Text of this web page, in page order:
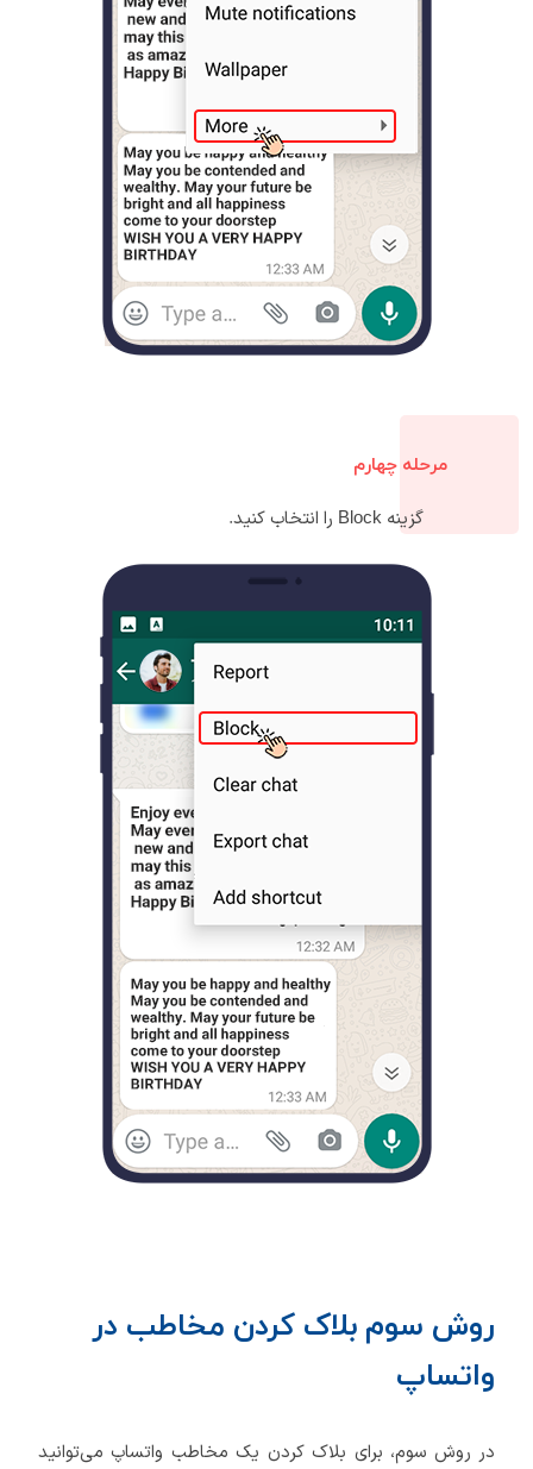
مرحله چهارم
گزینه Block را انتخاب کنید.
روش سوم بلاک کردن مخاطب در
واتساپ
در روش سوم، برای بلاک کردن یک مخاطب واتساپ می‌توانید